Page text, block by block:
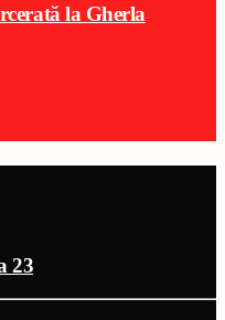
la Gherla
23